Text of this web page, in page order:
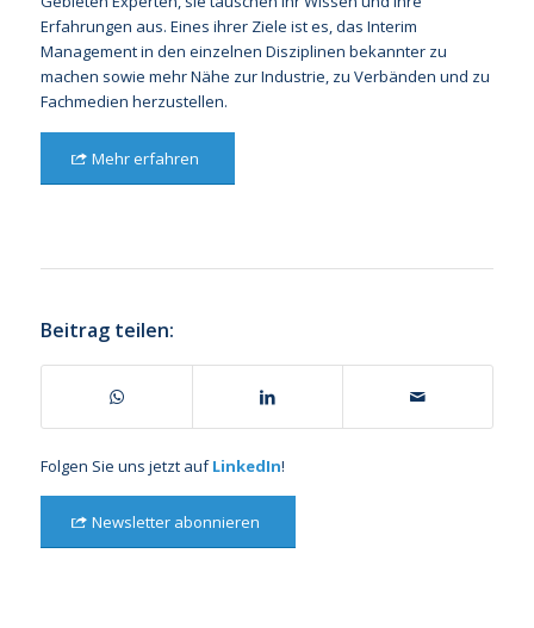
Erfahrungen aus. Eines ihrer Ziele ist es, das Interim
Management in den einzelnen Disziplinen bekannter zu
machen sowie mehr Nähe zur Industrie, zu Verbänden und zu
Fachmedien herzustellen.
Mehr erfahren
Beitrag teilen:
Folgen Sie uns jetzt aufLinkedIn!
Newsletter abonnieren